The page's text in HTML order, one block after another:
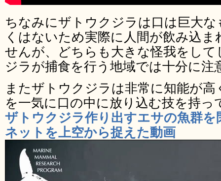
ちなみにザトウクジラは口は巨大
くはないため実際に人間が飲み込
せんが、どちらも大きな怪我をし
ジラが捕食を行う地域では十分に注
またザトウクジラは非常に知能が
を一気に口の中に放り込む技を持っ
ザトウクジラ作り出すエサの魚群
ネットを上空から捉えた動画